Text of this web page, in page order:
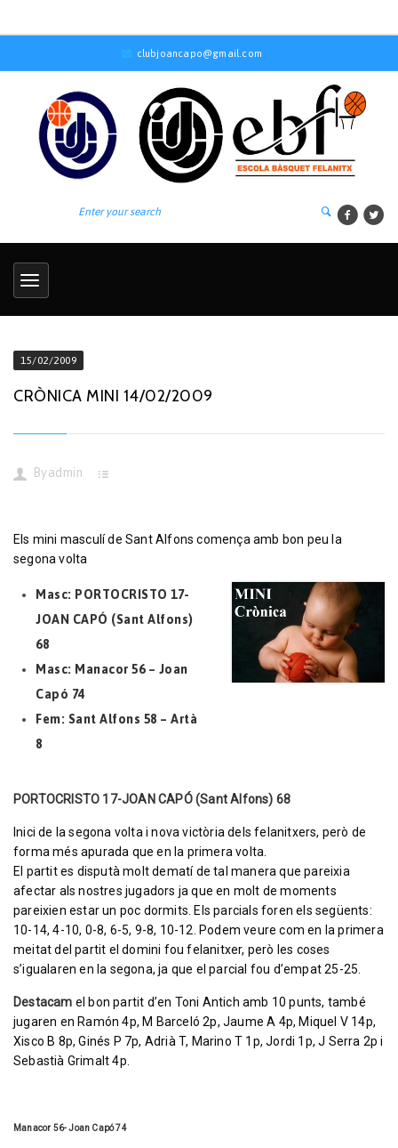
clubjoancapo@gmail.com
15/02/2009
CRÒNICA MINI 14/02/2009
Byadmin
Els mini masculí de Sant Alfons comença amb bon peu la
segona volta
Masc: PORTOCRISTO 17-
JOAN CAPÓ (Sant Alfons)
68
Masc: Manacor 56 – Joan
Capó 74
Fem: Sant Alfons 58 – Artà
8
PORTOCRISTO 17-JOAN CAPÓ (Sant Alfons) 68
Inici de la segona volta i nova victòria dels felanitxers, però de
forma més apurada que en la primera volta.
El partit es disputà molt dematí de tal manera que pareixia
afectar als nostres jugadors ja que en molt de moments
pareixien estar un poc dormits. Els parcials foren els següents:
10-14, 4-10, 0-8, 6-5, 9-8, 10-12. Podem veure com en la primera
meitat del partit el domini fou felanitxer, però les coses
s’igualaren en la segona, ja que el parcial fou d’empat 25-25.
Destacam el bon partit d’en Toni Antich amb 10 punts, també
jugaren en Ramón 4p, M Barceló 2p, Jaume A 4p, Miquel V 14p,
Xisco B 8p, Ginés P 7p, Adrià T, Marino T 1p, Jordi 1p, J Serra 2p i
Sebastià Grimalt 4p.
Manacor 56- Joan Capó 74